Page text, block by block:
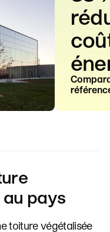
pays
toiture végétalisée